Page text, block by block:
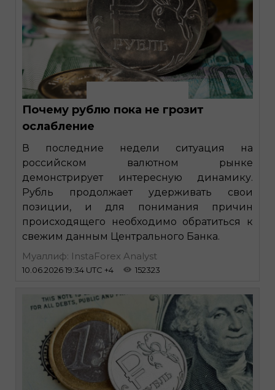
Почему рублю пока не грозит
ослабление
В последние недели ситуация на
российском валютном рынке
демонстрирует интересную динамику.
Рубль продолжает удерживать свои
позиции, и для понимания причин
происходящего необходимо обратиться к
свежим данным Центрального Банка.
Муаллиф: InstaForex Analyst
10.06.2026 19:34 UTC +4 152323